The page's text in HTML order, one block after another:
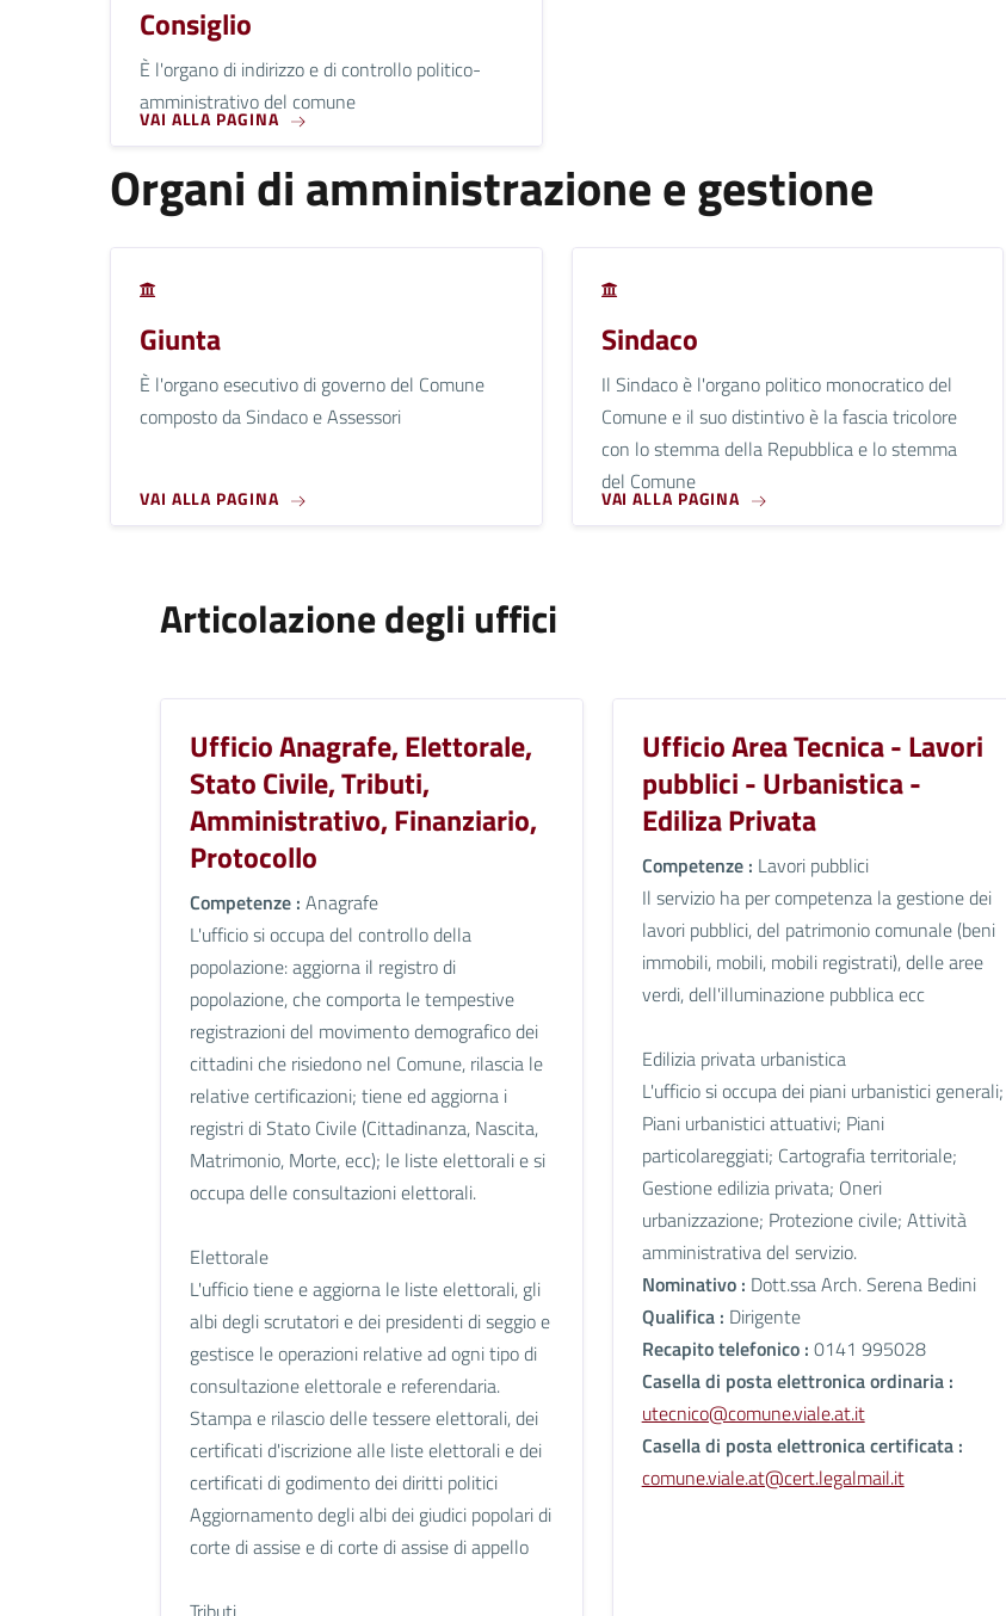
Consiglio
È l'organo di indirizzo e di controllo politico-
amministrativo del comune
VAI ALLA PAGINA
Organi di amministrazione e gestione
Giunta
È l'organo esecutivo di governo del Comune
composto da Sindaco e Assessori
VAI ALLA PAGINA
Sindaco
Il Sindaco è l'organo politico monocratico del
Comune e il suo distintivo è la fascia tricolore
con lo stemma della Repubblica e lo stemma
del Comune
VAI ALLA PAGINA
Articolazione degli uffici
Ufficio Anagrafe, Elettorale,
Stato Civile, Tributi,
Amministrativo, Finanziario,
Protocollo
Competenze : Anagrafe
L'ufficio si occupa del controllo della
popolazione: aggiorna il registro di
popolazione, che comporta le tempestive
registrazioni del movimento demografico dei
cittadini che risiedono nel Comune, rilascia le
relative certificazioni; tiene ed aggiorna i
registri di Stato Civile (Cittadinanza, Nascita,
Matrimonio, Morte, ecc); le liste elettorali e si
occupa delle consultazioni elettorali.
Elettorale
L'ufficio tiene e aggiorna le liste elettorali, gli
albi degli scrutatori e dei presidenti di seggio e
gestisce le operazioni relative ad ogni tipo di
consultazione elettorale e referendaria.
Stampa e rilascio delle tessere elettorali, dei
certificati d'iscrizione alle liste elettorali e dei
certificati di godimento dei diritti politici
Aggiornamento degli albi dei giudici popolari di
corte di assise e di corte di assise di appello
Ufficio Area Tecnica - Lavori
pubblici - Urbanistica -
Ediliza Privata
Competenze : Lavori pubblici
Il servizio ha per competenza la gestione dei
lavori pubblici, del patrimonio comunale (beni
immobili, mobili, mobili registrati), delle aree
verdi, dell'illuminazione pubblica ecc
Edilizia privata urbanistica
L'ufficio si occupa dei piani urbanistici generali;
Piani urbanistici attuativi; Piani
particolareggiati; Cartografia territoriale;
Gestione edilizia privata; Oneri
urbanizzazione; Protezione civile; Attività
amministrativa del servizio.
Nominativo : Dott.ssa Arch. Serena Bedini
Qualifica : Dirigente
Recapito telefonico : 0141 995028
Casella di posta elettronica ordinaria :
utecnico@comune.viale.at.it
Casella di posta elettronica certificata :
comune.viale.at@cert.legalmail.it